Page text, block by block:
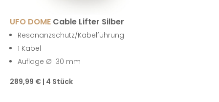
UFO DOME Cable Lifter Silber
Resonanzschutz/Kabelführung
1 Kabel
Auflage Ø 30 mm
289,99 € | 4 Stück